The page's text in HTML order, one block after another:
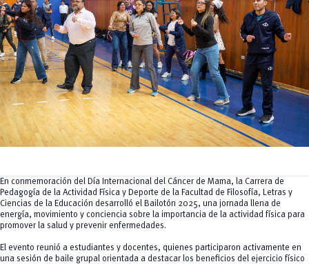
y Agropecuarias
MOVERU
Posgrados
Radio Universitaria
Salud
Sostenibilidad
Vinculación
En conmemoración del Día Internacional del Cáncer de Mama, la Carrera de
Pedagogía de la Actividad Física y Deporte de la Facultad de Filosofía, Letras y
Ciencias de la Educación desarrolló el Bailotón 2025, una jornada llena de
energía, movimiento y conciencia sobre la importancia de la actividad física para
promover la salud y prevenir enfermedades.
El evento reunió a estudiantes y docentes, quienes participaron activamente en
una sesión de baile grupal orientada a destacar los beneficios del ejercicio físico